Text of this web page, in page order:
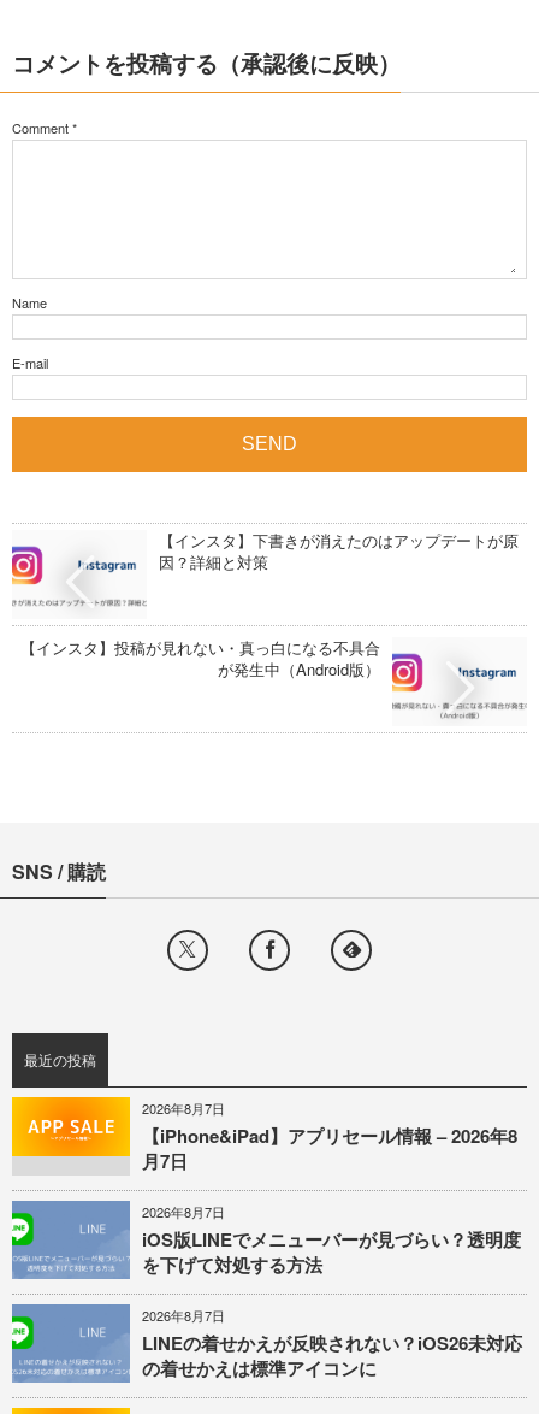
コメントを投稿する（承認後に反映）
Comment*
Name
E-mail
【インスタ】下書きが消えたのはアップデートが原
因？詳細と対策
【インスタ】投稿が見れない・真っ白になる不具合
が発生中（Android版）
SNS / 購読
最近の投稿
2026年8月7日
【iPhone&iPad】アプリセール情報 – 2026年8
月7日
2026年8月7日
iOS版LINEでメニューバーが見づらい？透明度
を下げて対処する方法
2026年8月7日
LINEの着せかえが反映されない？iOS26未対応
の着せかえは標準アイコンに